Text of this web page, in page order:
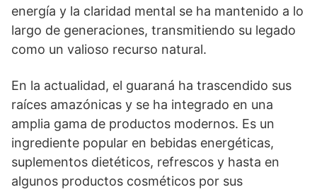
energía y la claridad mental se ha mantenido a lo
largo de generaciones, transmitiendo su legado
como un valioso recurso natural.
En la actualidad, el guaraná ha trascendido sus
raíces amazónicas y se ha integrado en una
amplia gama de productos modernos. Es un
ingrediente popular en bebidas energéticas,
suplementos dietéticos, refrescos y hasta en
algunos productos cosméticos por sus